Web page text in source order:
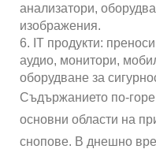
анализатори,
изображения.
6. IT продукти:
аудио, монитори,
оборудване за
Съдържанието по-
основни области на
снопове. В днешно